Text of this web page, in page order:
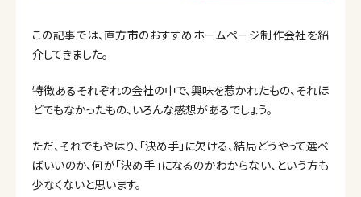
この記事では、直方市のおすすめホームページ制作会社を紹
介してきました。
特徴あるそれぞれの会社の中で、興味を惹かれたもの、それほ
どでもなかったもの、いろんな感想があるでしょう。
ただ、それでもやはり、「決め手」に欠ける、結局どうやって選べ
ばいいのか、何が「決め手」になるのかわからない、という方も
少なくないと思います。